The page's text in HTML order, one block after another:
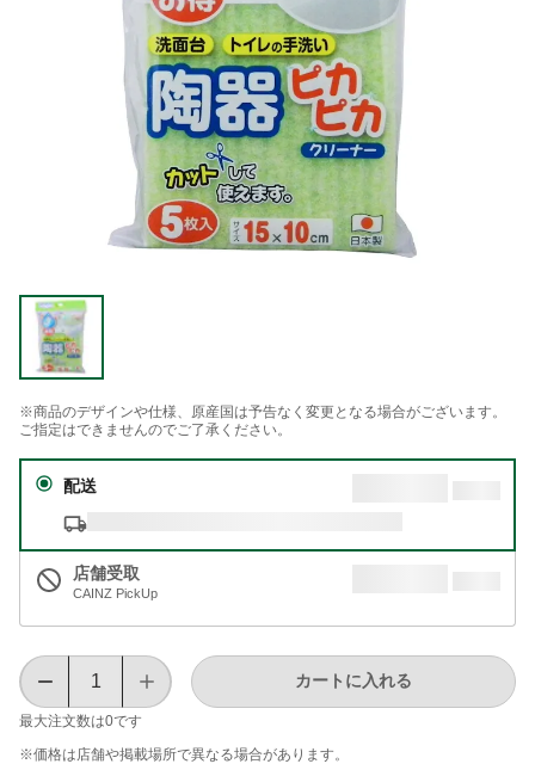
※商品のデザインや仕様、原産国は予告なく変更となる場合がございます。
ご指定はできませんのでご了承ください。
配送
店舗受取
CAINZ PickUp
最大注文数は0です
カートに入れる
※価格は​店舗や​掲載場所で​異なる​場合が​あります。